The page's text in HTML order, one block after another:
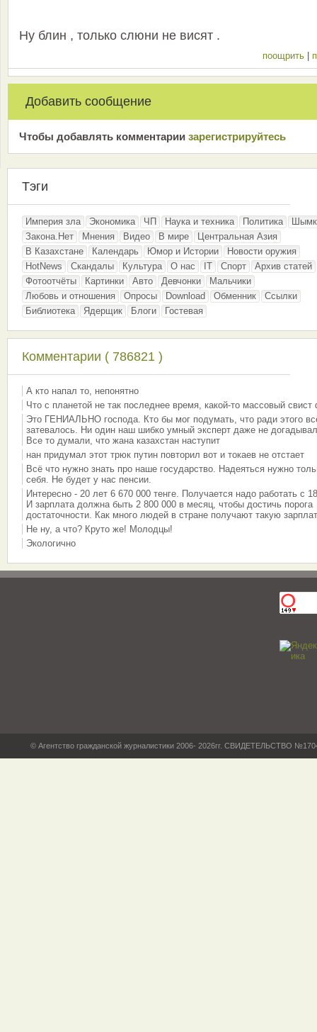
Ну блин , только слюни не висят .
поощрить |
Добавить сообщение
Чтобы добавлять комментарии зарeгиcтрирyйтeсь
Тэги
Империя зла Экономика ЧП Наука и техника Политика
Закона.Нет
Мнения Видео В мире
Центральная Азия
В Казахстане
Календарь Юмор и Истории
Новости оружия
HotNews
Скандалы Культура О нас IT Спорт
Архив статей
Фотоотчёты
Картинки Авто Девчонки
Мальчики
Любовь и отношения
Опросы Download Обменник
Ссылки
Библиотека
Ядерщик Блоги Гостевая
Комментарии ( 786821 )
А кто напал то, непонятно
Что с планетой не так последнее время, какой-то массовый свист
Это ГЕНИАЛЬНО господа. Кто бы мог подумать, что ради этого
затевалось. Ни один наш шибко умный эксперт даже не
Все то думали, что жана казахстан наступит
нан придумал этот трюк путин повторил вот и токаев не отстает
Всё что нужно знать про наше государство. Надеяться нужно
себя. Не будет у нас пенсии.
Интересно - 20 лет 6 670 000 тенге. Получается надо работать с
И зарплата должна быть 2 800 000 в месяц, чтобы достичь порога
достаточности. Как много людей в стране получают такую
Не ну, а что? Круто же! Молодцы!
Экологично
© Агентство гражданской журналистики 2006- 2026гг. СВИДЕТЕЛЬСТВО